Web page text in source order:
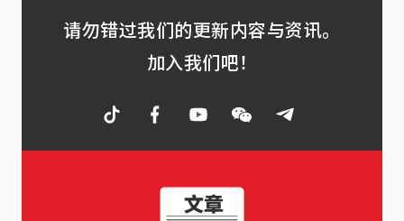
请勿错过我们的更新内容与资讯。
加入我们吧！